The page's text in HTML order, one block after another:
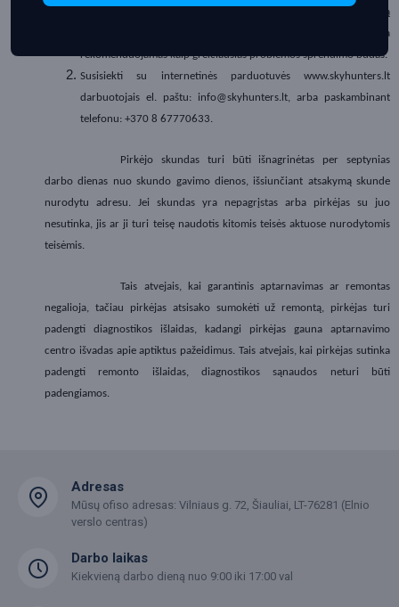
aptarnavimo centre ir pateikti įsigijimo patvirtinimo dokumentą
(pirkimo čekį) ir garantinį pasą. Šis variantas yra
rekomenduojamas kaip greičiausias problemos sprendimo būdas.
Susisiekti su internetinės parduotuvės www.skyhunters.lt
darbuotojais el. paštu: info@skyhunters.lt, arba paskambinant
telefonu: +370 8 67770633.
Pirkėjo skundas turi būti išnagrinėtas per septynias
darbo dienas nuo skundo gavimo dienos, išsiunčiant atsakymą skunde
nurodytu adresu. Jei skundas yra nepagrįstas arba pirkėjas su juo
nesutinka, jis ar ji turi teisę naudotis kitomis teisės aktuose nurodytomis
teisėmis.
Tais atvejais, kai garantinis aptarnavimas ar remontas
negalioja, tačiau pirkėjas atsisako sumokėti už remontą, pirkėjas turi
padengti diagnostikos išlaidas, kadangi pirkėjas gauna aptarnavimo
centro išvadas apie aptiktus pažeidimus. Tais atvejais, kai pirkėjas sutinka
padengti remonto išlaidas, diagnostikos sąnaudos neturi būti
padengiamos.
Adresas
Mūsų ofiso adresas: Vilniaus g. 72, Šiauliai, LT-76281 (Elnio
verslo centras)
Darbo laikas
Kiekvieną darbo dieną nuo 9:00 iki 17:00 val